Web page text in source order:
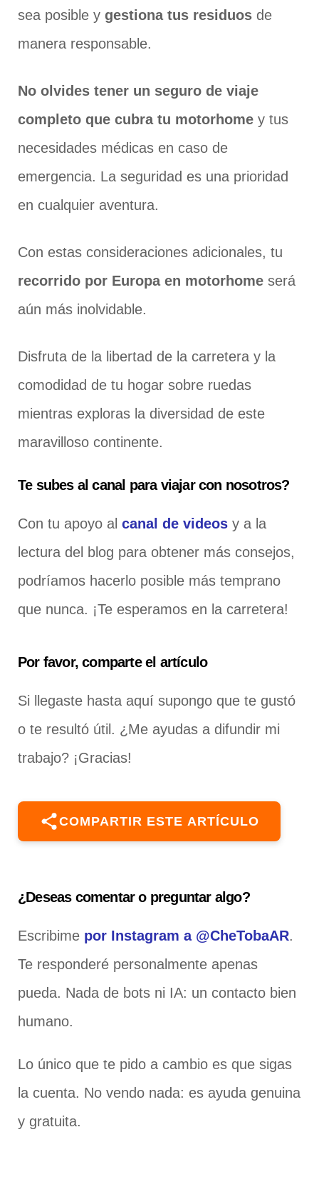
sea posible y gestiona tus residuos de
manera responsable.
No olvides tener un seguro de viaje
completo que cubra tu motorhome y tus
necesidades médicas en caso de
emergencia. La seguridad es una prioridad
en cualquier aventura.
Con estas consideraciones adicionales, tu
recorrido por Europa en motorhome será
aún más inolvidable.
Disfruta de la libertad de la carretera y la
comodidad de tu hogar sobre ruedas
mientras exploras la diversidad de este
maravilloso continente.
Te subes al canal para viajar con nosotros?
Con tu apoyo al canal de videos y a la
lectura del blog para obtener más consejos,
podríamos hacerlo posible más temprano
que nunca. ¡Te esperamos en la carretera!
Por favor, comparte el artículo
Si llegaste hasta aquí supongo que te gustó
o te resultó útil. ¿Me ayudas a difundir mi
trabajo? ¡Gracias!
COMPARTIR ESTE ARTÍCULO
¿Deseas comentar o preguntar algo?
Escribime por Instagram a @CheTobaAR.
Te responderé personalmente apenas
pueda. Nada de bots ni IA: un contacto bien
humano.
Lo único que te pido a cambio es que sigas
la cuenta. No vendo nada: es ayuda genuina
y gratuita.